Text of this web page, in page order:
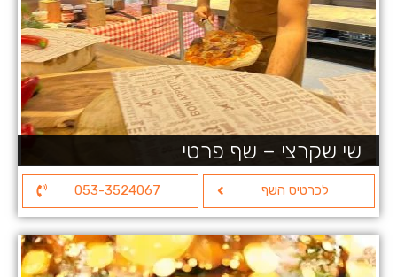
שי שקרצי – שף פרטי
לכרטיס השף 053-3524067